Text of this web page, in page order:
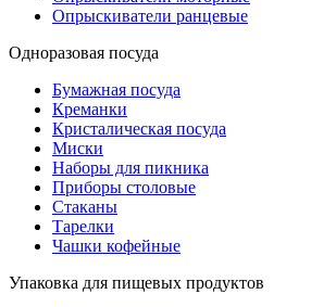
Опрыскиватели ранцевые
Одноразовая посуда
Бумажная посуда
Креманки
Кристалическая посуда
Миски
Наборы для пикника
Приборы столовые
Стаканы
Тарелки
Чашки кофейные
Упаковка для пищевых продуктов